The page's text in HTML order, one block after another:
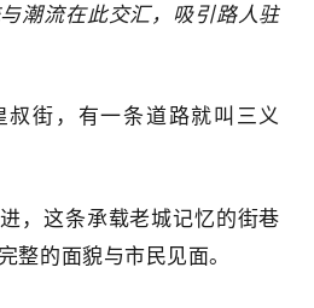
潮流在此交汇，吸引路人驻
街，有一条道路就叫三义
，这条承载老城记忆的街巷
整的面貌与市民见面。